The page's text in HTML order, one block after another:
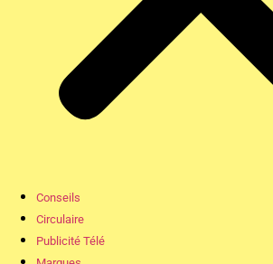
Conseils
Circulaire
Publicité Télé